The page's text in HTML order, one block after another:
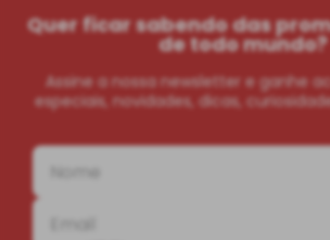
Quer ficar sabendo das
de todo mundo?
Assine a nossa newsletter e ganhe
especiais, novidades, dicas,